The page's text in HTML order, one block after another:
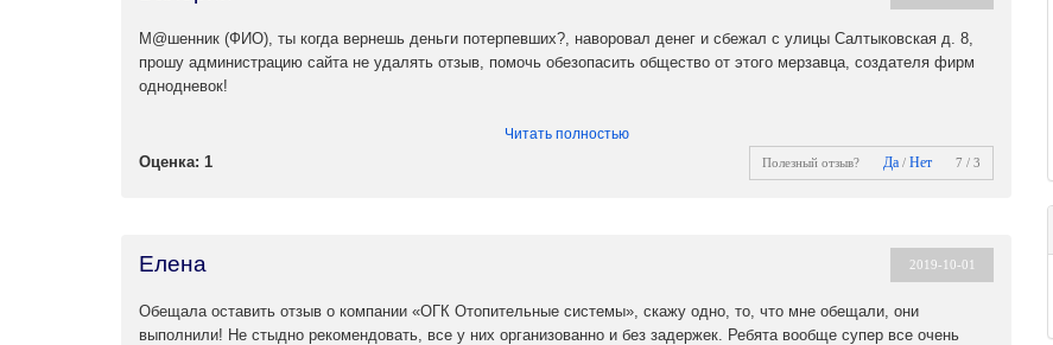
М@шенник (ФИО), ты когда вернешь деньги потерпевших?, наворовал денег и сбежал с улицы Салтыковская д. 8,
прошу администрацию сайта не удалять отзыв, помочь обезопасить общество от этого мерзавца, создателя фирм
однодневок!
Читать полностью
Оценка: 1 Полезный отзыв? Да / Нет 7 / 3
Елена
Обещала оставить отзыв о компании «ОГК Отопительные системы», скажу одно, то, что мне обещали, они
выполнили! Не стыдно рекомендовать, все у них организованно и без задержек. Ребята вообще супер все очень
2019-10-01